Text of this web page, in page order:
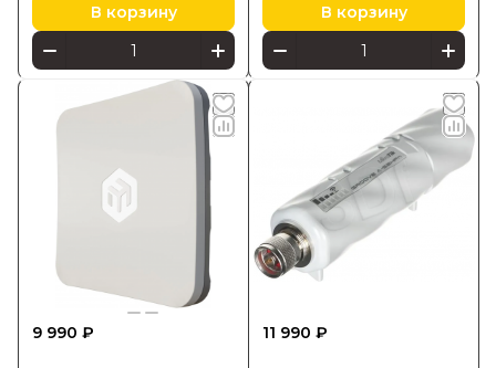
В корзину В корзину
9 990 ₽ 11 990 ₽